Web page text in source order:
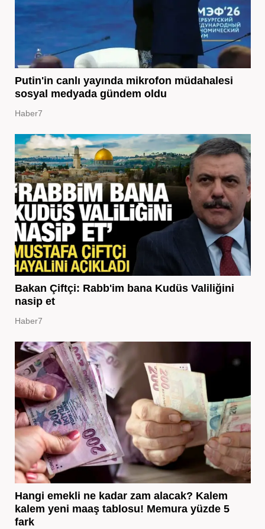
Putin'in canlı yayında mikrofon müdahalesi
sosyal medyada gündem oldu
Haber7
Bakan Çiftçi: Rabb'im bana Kudüs Valiliğini
nasip et
Haber7
Hangi emekli ne kadar zam alacak? Kalem
kalem yeni maaş tablosu! Memura yüzde 5
fark